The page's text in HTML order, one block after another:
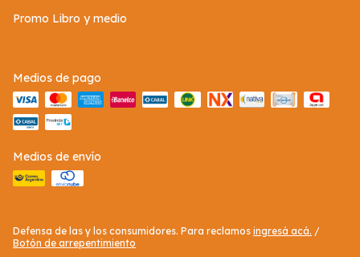
Promo Libro y medio
Medios de pago
Medios de envío
Defensa de las y los consumidores. Para reclamos ingresá acá. /
Botón de arrepentimiento